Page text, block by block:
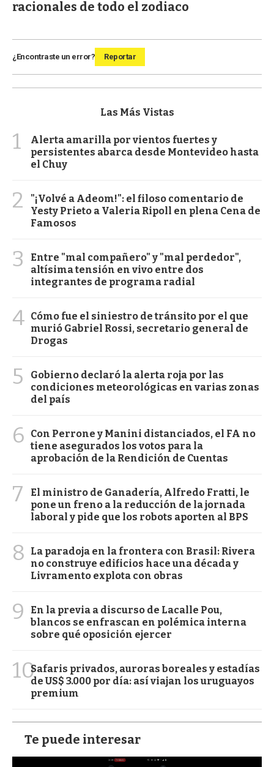
racionales de todo el zodiaco
¿Encontraste un error? Reportar
Las Más Vistas
1
Alerta amarilla por vientos fuertes y
persistentes abarca desde Montevideo hasta
el Chuy
2
"¡Volvé a Adeom!": el filoso comentario de
Yesty Prieto a Valeria Ripoll en plena Cena de
Famosos
3
Entre "mal compañero" y "mal perdedor",
altísima tensión en vivo entre dos
integrantes de programa radial
4 Cómo fue el siniestro de tránsito por el que
murió Gabriel Rossi, secretario general de
Drogas
5
Gobierno declaró la alerta roja por las
condiciones meteorológicas en varias zonas
del país
6
Con Perrone y Manini distanciados, el FA no
tiene asegurados los votos para la
aprobación de la Rendición de Cuentas
7
El ministro de Ganadería, Alfredo Fratti, le
pone un freno a la reducción de la jornada
laboral y pide que los robots aporten al BPS
8
La paradoja en la frontera con Brasil: Rivera
no construye edificios hace una década y
Livramento explota con obras
9
En la previa a discurso de Lacalle Pou,
blancos se enfrascan en polémica interna
sobre qué oposición ejercer
10Safaris privados, auroras boreales y estadías
de US$ 3.000 por día: así viajan los uruguayos
premium
Te puede interesar